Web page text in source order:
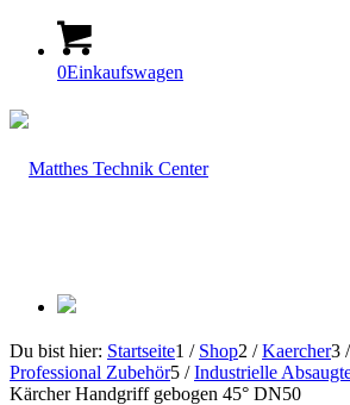
0Einkaufswagen
Du bist hier: Startseite1 / Shop2 / Kaercher3 /
Professional Zubehör5 / Industrielle
Kärcher Handgriff gebogen 45° DN50